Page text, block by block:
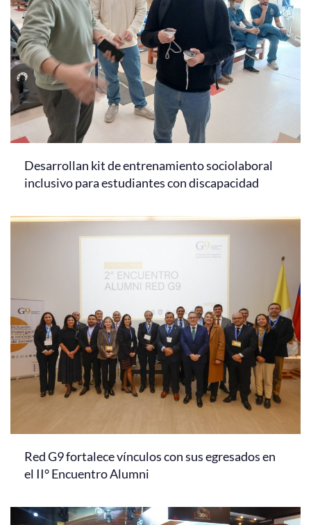
Desarrollan kit de entrenamiento sociolaboral
inclusivo para estudiantes con discapacidad
Red G9 fortalece vínculos con sus egresados en
el II° Encuentro Alumni